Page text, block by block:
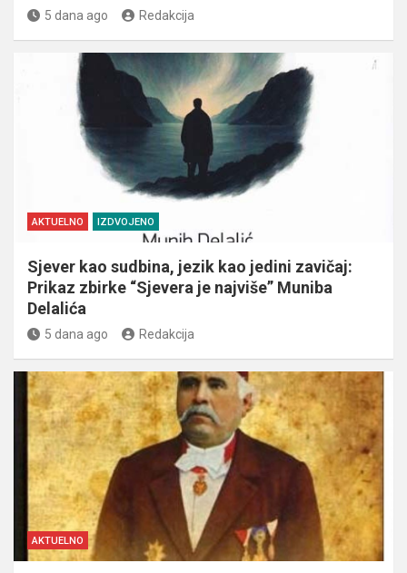
5 dana ago Redakcija
AKTUELNO IZDVOJENO
Sjever kao sudbina, jezik kao jedini zavičaj:
Prikaz zbirke “Sjevera je najviše” Muniba
Delalića
5 dana ago Redakcija
AKTUELNO